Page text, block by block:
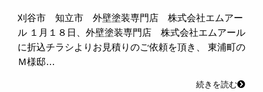
刈谷市 知立市 外壁塗装専門店 株式会社エムアー
ル １月１８日、外壁塗装専門店 株式会社エムアール
に折込チラシよりお見積りのご依頼を頂き、 東浦町の
Ｍ様邸…
続きを読む